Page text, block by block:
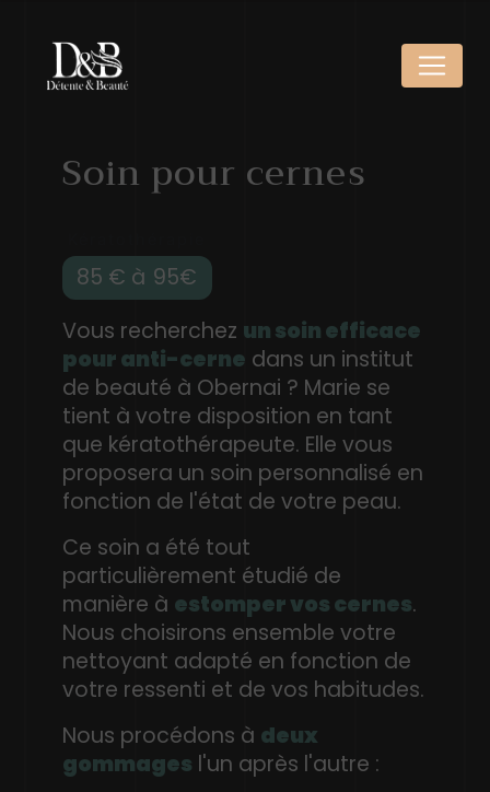
Soin pour cernes
95
85 € à
Vous recherchez un soin efficace
pour anti-cerne dans un institut
de beauté à Obernai ? Marie se
tient à votre disposition en tant
que kératothérapeute. Elle vous
proposera un soin personnalisé en
fonction de l'état de votre peau.
Ce soin a été tout
particulièrement étudié de
manière à estomper vos cernes.
Nous choisirons ensemble votre
nettoyant adapté en fonction de
votre ressenti et de vos habitudes.
Nous procédons à deux
gommages l'un après l'autre :